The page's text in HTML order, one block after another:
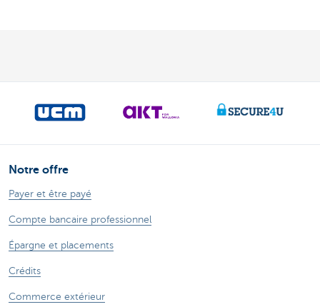
Notre offre
Payer et être payé
Compte bancaire professionnel
Épargne et placements
Crédits
Commerce extérieur